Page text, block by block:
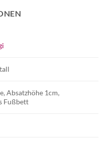
Absatzhöhe 1cm,
Fußbett